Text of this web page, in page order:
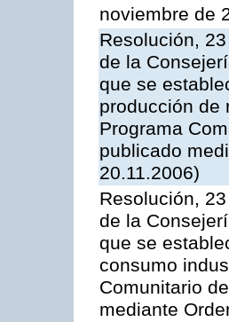
noviembre de
Resolución,
de la
que se
producción de
Programa
publicado
20.11.2006)
Resolución,
de la
que se
consumo
Comunitario
mediante